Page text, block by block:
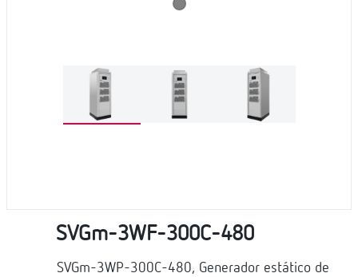
SVGm-3WF-300C-480
SVGm-3WP-300C-480, Generador estático de